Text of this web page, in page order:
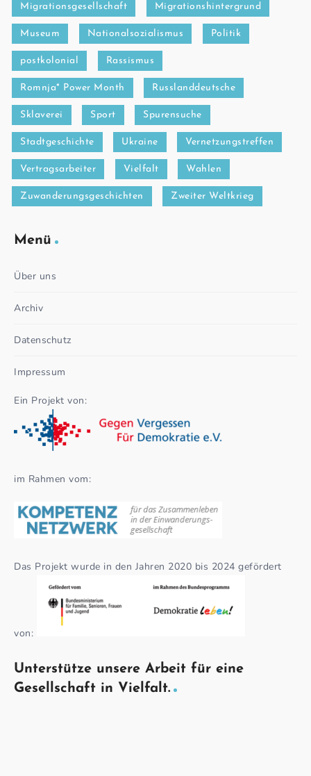
Migrationsgesellschaft Migrationshintergrund
Museum Nationalsozialismus Politik
postkolonial Rassismus
Romnja* Power Month Russlanddeutsche
Sklaverei Sport Spurensuche
Stadtgeschichte Ukraine Vernetzungstreffen
Vertragsarbeiter Vielfalt Wahlen
Zuwanderungsgeschichten Zweiter Weltkrieg
Menü
Über uns
Archiv
Datenschutz
Impressum
Ein Projekt von:
im Rahmen vom:
Das Projekt wurde in den Jahren 2020 bis 2024 gefördert
von:
Unterstütze unsere Arbeit für eine
Gesellschaft in Vielfalt.